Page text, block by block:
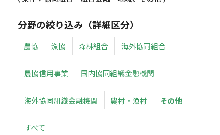
分野の絞り込み（詳細区分）
農協 漁協 森林組合 海外協同組合
農協信用事業 国内協同組織金融機関
海外協同組織金融機関 農村・漁村 その他
すべて